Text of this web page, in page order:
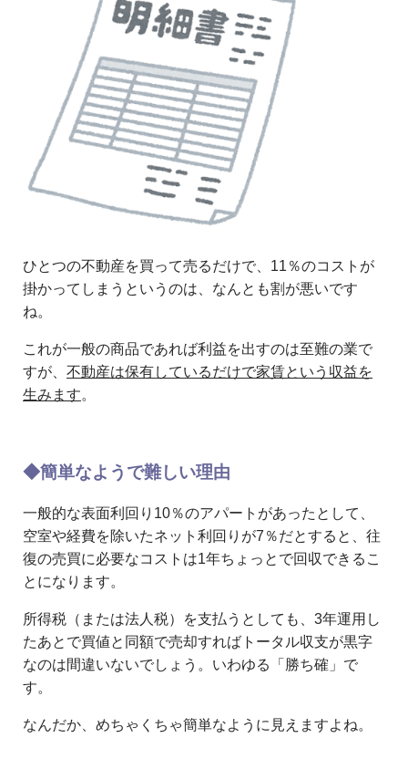
ひとつの不動産を買って売るだけで、11％のコストが
掛かってしまうというのは、なんとも割が悪いです
ね。
これが一般の商品であれば利益を出すのは至難の業で
すが、 不動産は保有しているだけで家賃という収益を
生みます。
◆簡単なようで難しい理由
一般的な表面利回り10％のアパートがあったとして、
空室や経費を除いたネット利回りが7％だとすると、往
復の売買に必要なコストは1年ちょっとで回収できるこ
とになります。
所得税（または法人税）を支払うとしても、3年運用し
たあとで買値と同額で売却すればトータル収支が黒字
なのは間違いないでしょう。いわゆる「勝ち確」で
す。
なんだか、めちゃくちゃ簡単なように見えますよね。